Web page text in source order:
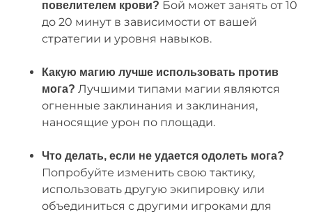
повелителем крови? Бой может занять от 10
до 20 минут в зависимости от вашей
стратегии и уровня навыков.
Какую магию лучше использовать против
мога? Лучшими типами магии являются
огненные заклинания и заклинания,
наносящие урон по площади.
Что делать, если не удается одолеть мога?
Попробуйте изменить свою тактику,
использовать другую экипировку или
объединиться с другими игроками для